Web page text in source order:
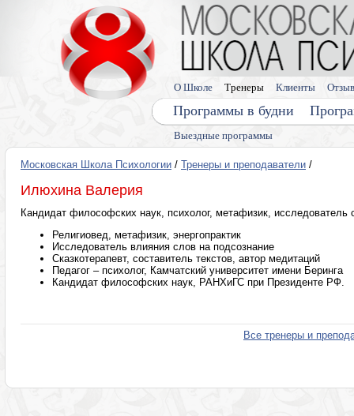
Выездные программы
Программы в будни
О Школе Тренеры Клиенты
Московская Школа Психологии / Тренеры и преподаватели /
Илюхина Валерия
Кандидат философских наук, психолог, метафизик, исследователь
Религиовед, метафизик, энергопрактик
Исследователь влияния слов на подсознание
Сказкотерапевт, составитель текстов, автор медитаций
Педагог – психолог, Камчатский университет имени Беринга
Кандидат философских наук, РАНХиГС при Президенте РФ.
Все тренеры и